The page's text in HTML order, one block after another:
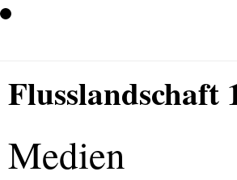
Flusslandschaft
Medien